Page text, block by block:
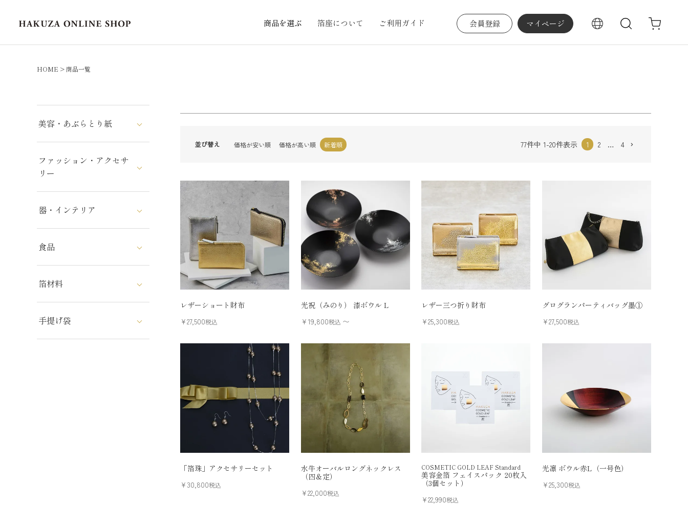
商品を選ぶ 箔座について ご利用ガイド 会員登録 マイページ 検索
HOME 商品一覧
美容・あぶらとり紙
ファッション・アクセサ
リー
器・インテリア
食品
箔材料
手提げ袋
ブルー イエロー
新着順
登録順 価格が安い順
価格が高い順
並び替え 価格が安い順 価格が高い順 新着順 77件中 1-20件表示 1 2 … 4
レザーショート財布
¥27,500税込
光祝（みのり） 漆ボウル L
¥ 19,800税込 〜
レザー三つ折り財布
¥25,300税込
グログランパーティバッグ墨①
¥27,500税込
「箔珠」アクセサリーセット
¥ 30,800税込
水牛オーバルロングネックレス
（四＆定）
¥22,000税込
COSMETIC GOLD LEAF Standard
美容金箔 フェイスパック 20枚入
（3個セット）
¥22,990税込
光凛 ボウル赤L（一号色）
¥25,300税込